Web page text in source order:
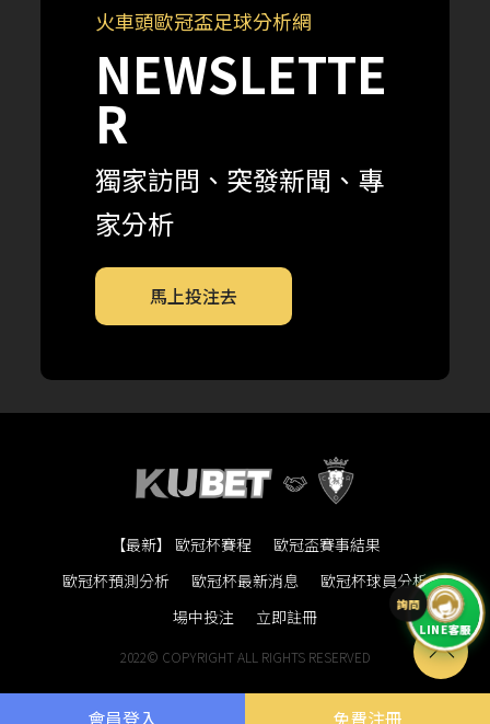
LINE客服
火車頭歐冠盃足球分析網
NEWSLETTE
R
獨家訪問、突發新聞、專
家分析
馬上投注去
【最新】 歐冠杯賽程
歐冠盃賽事結果
歐冠杯預測分析
歐冠杯最新消息
歐冠杯球員分析
場中投注
立即註冊
2022© COPYRIGHT ALL RIGHTS RESERVED
會員登入 免費注冊